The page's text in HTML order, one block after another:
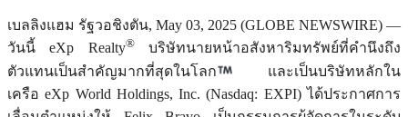
เบลลิงแฮม รัฐวอชิงตัน, May 03, 2025 (GLOBE NEWSWIRE) —
วันนี้ eXp Realty®บริษัทนายหน้าอสังหาริมทรัพย์ที่คำนึงถึง
ตัวแทนเป็นสำคัญมากที่สุดในโลก
และเป็นบริษัทหลักใน
เครือ eXp World Holdings, Inc. (Nasdaq: EXPI) ได้ประกาศการ